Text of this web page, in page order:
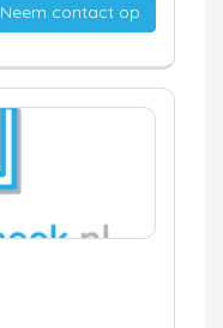
Neem contact op